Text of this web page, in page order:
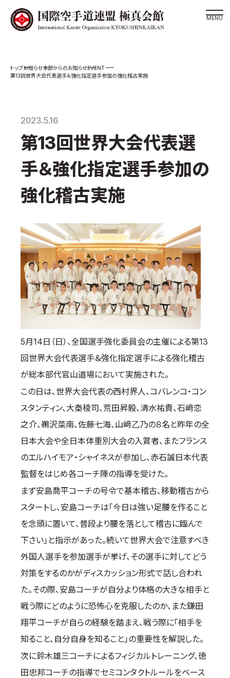
スケジュール
松井章奎館長 紹介
極真の歴史
極真会館のご案内
極真会館の概要
各委員会紹介
国際空手道連盟について
お知らせ
本部からのお知らせ
支部からのお知らせ
公式大会
試合規則
入門のご案内
青少年部・保護者の方へ
一般の部・壮年部の方
取材のお申し込み
よくある質問
本サイトについて
プライバシーポリシー
サイトマップ
Language
日本語
English
お知らせ本部からのお知らせEVENT
第13回世界大会代表選手＆強化指定選手参加の強化稽古実施
2023.5.16
第13回世界大会代表選
手＆強化指定選手参加の
強化稽古実施
5月14日（日）、全国選手強化委員会の主催による第13
回世界大会代表選手＆強化指定選手による強化稽古
が総本部代官山道場において実施された。
この日は、世界大会代表の西村界人、コバレンコ・コン
スタンティン、大秦稜司、荒田昇毅、清水祐貴、石﨑恋
之介、鵜沢菜南、佐藤七海、山﨑乙乃の８名と昨年の全
日本大会や全日本体重別大会の入賞者、またフランス
のエルハイモア・シャイネスが参加し、赤石誠日本代表
監督をはじめ各コーチ陣の指導を受けた。
まず安島喬平コーチの号令で基本稽古、移動稽古から
スタートし、安島コーチは「今日は強い足腰を作ること
を念頭に置いて、普段より腰を落として稽古に臨んで
下さい」と指示があった。続いて世界大会で注意すべき
外国人選手を参加選手が挙げ、その選手に対してどう
対策をするのかがディスカッション形式で話し合われ
た。その際、安島コーチが自分より体格の大きな相手と
戦う際にどのように恐怖心を克服したのか、また鎌田
翔平コーチが自らの経験を踏まえ、戦う際に「相手を
知ること、自分自身を知ること」の重要性を解説した。
次に鈴木雄三コーチによるフィジカルトレーニング、徳
田忠邦コーチの指導でセミコンタクトルールをベース